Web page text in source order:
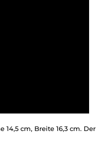
14,5 cm, Breite 16,3 cm. Der